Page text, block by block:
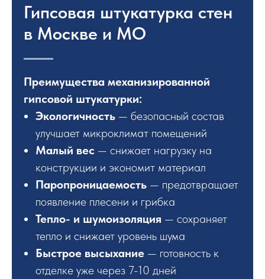
Гипсовая штукатурка стен
в Москве и МО
Преимущества механизированной
гипсовой штукатурки:
Экологичность — безопасный состав
улучшает микроклимат помещений
Малый вес — снижает нагрузку на
конструкции и экономит материал
Паропроницаемость — предотвращает
появление плесени и грибка
Тепло- и шумоизоляция — сохраняет
тепло и снижает уровень шума
Быстрое высыхание — готовность к
отделке уже через 7-10 дней